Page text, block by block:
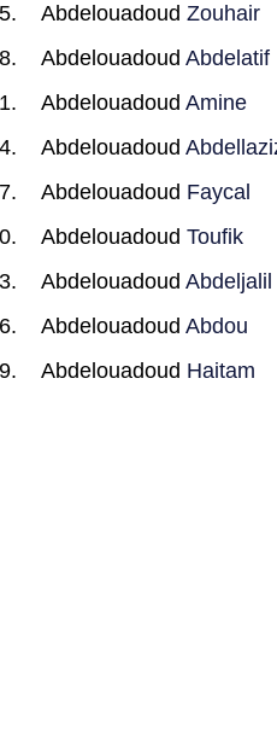
AbdelouadoudZouhair
AbdelouadoudAbdelatif
AbdelouadoudAmine
Abdelouadoud
Abdelouadoud Faycal
AbdelouadoudToufik
AbdelouadoudAbdeljalil
AbdelouadoudAbdou
Abdelouadoud Haitam